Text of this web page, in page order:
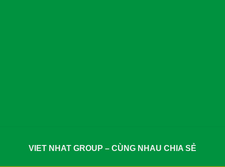
VIET NHAT GROUP – CÙNG NHAU CHIA SẺ